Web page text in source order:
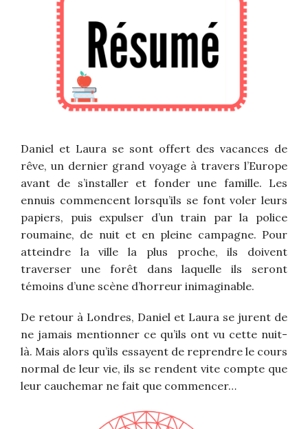
Daniel et Laura se sont offert des vacances de
rêve, un dernier grand voyage à travers l’Europe
avant de s’installer et fonder une famille. Les
ennuis commencent lorsqu’ils se font voler leurs
papiers, puis expulser d’un train par la police
roumaine, de nuit et en pleine campagne. Pour
atteindre la ville la plus proche, ils doivent
traverser une forêt dans laquelle ils seront
témoins d’une scène d’horreur inimaginable.
De retour à Londres, Daniel et Laura se jurent de
ne jamais mentionner ce qu’ils ont vu cette nuit-
là. Mais alors qu’ils essayent de reprendre le cours
normal de leur vie, ils se rendent vite compte que
leur cauchemar ne fait que commencer…